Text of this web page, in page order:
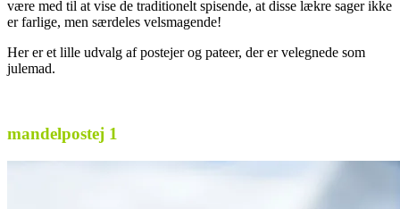
være med til at vise de traditionelt spisende, at disse lækre sager ikke
er farlige, men særdeles velsmagende!
Her er et lille udvalg af postejer og pateer, der er velegnede som
julemad.
mandelpostej 1